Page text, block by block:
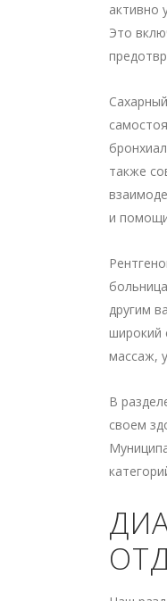
активно
Это
также
и
другим
широкий
массаж,
В
своем